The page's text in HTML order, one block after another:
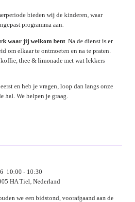
bieden wij de kinderen, waar
programma aan.
waar jij welkom bent. Na de dienst is er
om elkaar te ontmoeten en na te praten.
thee & limonade met wat lekkers
en heb je vragen, loop dan langs onze
hal. We helpen je graag.
10:00 - 10:30
HA Tiel, Nederland
we een bidstond, voorafgaand aan de